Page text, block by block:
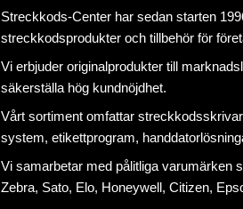
Streckkods-Center har sedan starten
streckkodsprodukter och tillbehör för
Vi erbjuder originalprodukter till
säkerställa hög kundnöjdhet.
Vårt sortiment omfattar
system, etikettprogram,
Vi samarbetar med pålitliga varumärken
Zebra, Sato, Elo, Honeywell, Citizen,